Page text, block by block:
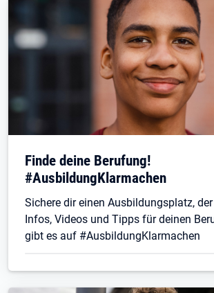
Finde deine Berufung!
#AusbildungKlarmachen
Sichere dir einen Ausbildungsplatz,
Infos, Videos und Tipps für deinen
gibt es auf #AusbildungKlarmachen